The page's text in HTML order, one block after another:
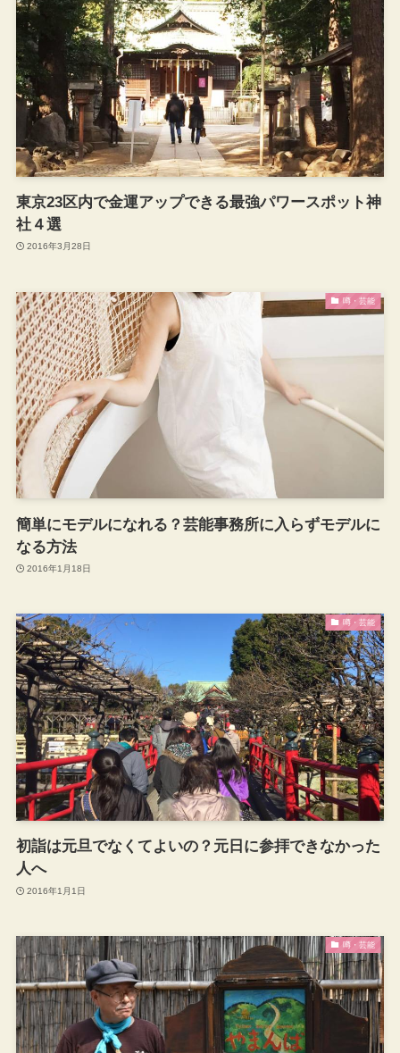
東京23区内で金運アップできる最強パワースポット神
社４選
2016年3月28日
噂・芸能
簡単にモデルになれる？芸能事務所に入らずモデルに
なる方法
2016年1月18日
噂・芸能
初詣は元旦でなくてよいの？元日に参拝できなかった
人へ
2016年1月1日
噂・芸能